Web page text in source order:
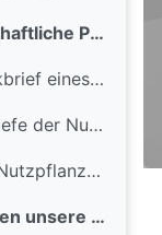
8. Die landwirtschaftliche Produktion
Aufgabe 8: Steckbrief eines Nutztiers oder einer Nutzpflanze
Glossar: Steckbriefe der Nutzpflanzen und Nutztiere
Arbeitsmaterial: Nutzpflanzen & Nutztiere
9. Woher stammen unsere Produkte